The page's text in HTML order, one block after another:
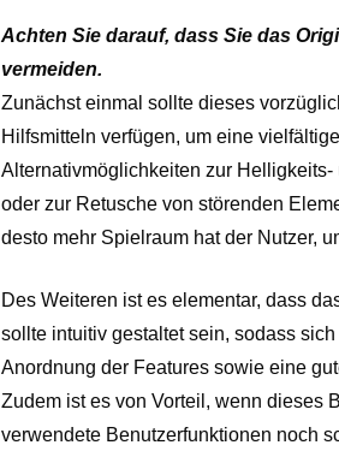
Achten Sie darauf, dass Sie das
vermeiden.
Zunächst einmal sollte dieses
Hilfsmitteln verfügen, um eine
Alternativmöglichkeiten zur
oder zur Retusche von störenden
desto mehr Spielraum hat der Nutzer,
Des Weiteren ist es elementar, dass
sollte intuitiv gestaltet sein, sodass
Anordnung der Features sowie eine
Zudem ist es von Vorteil, wenn dieses
verwendete Benutzerfunktionen noch